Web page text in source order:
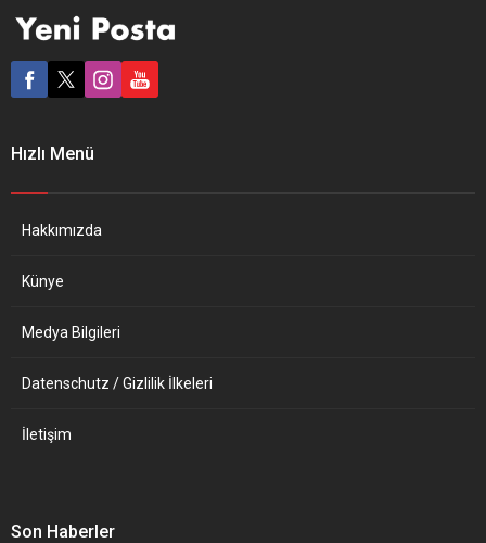
şikayet dilekçesi verdi.
disiplin soruşturması
başlatılan askerlerin
daha sonra Türk Silahlı
soruşturma da başlatıldı.
Hızlı Menü
Hakkımızda
Künye
Medya Bilgileri
Datenschutz / Gizlilik İlkeleri
İletişim
Son Haberler